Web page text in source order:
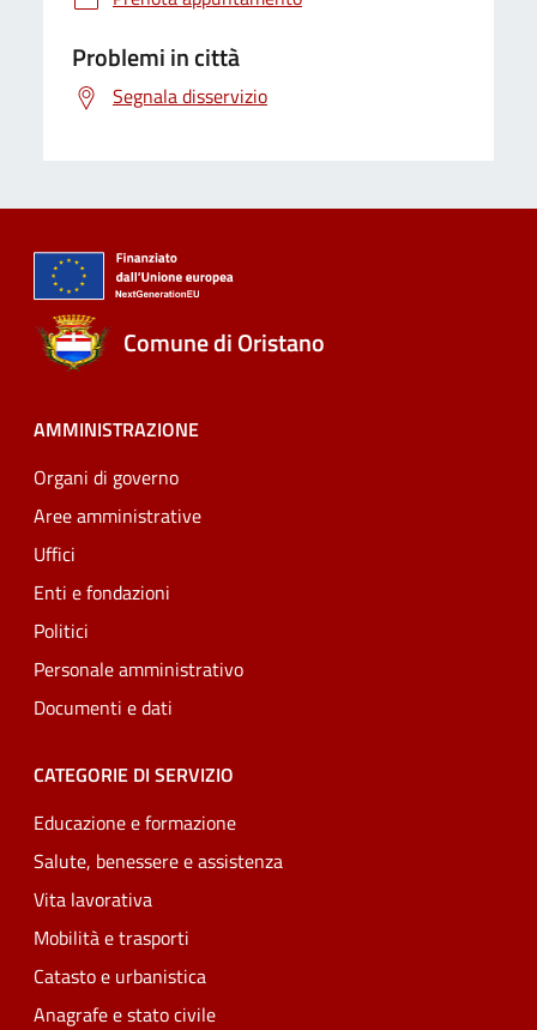
Problemi in città
Segnala disservizio
Comune di Oristano
AMMINISTRAZIONE
Organi di governo
Aree amministrative
Uffici
Enti e fondazioni
Politici
Personale amministrativo
Documenti e dati
CATEGORIE DI SERVIZIO
Educazione e formazione
Salute, benessere e assistenza
Vita lavorativa
Mobilità e trasporti
Catasto e urbanistica
Anagrafe e stato civile